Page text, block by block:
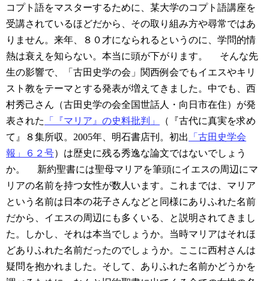
コプト語をマスターするために、某大学のコプト語講座を
受講されているほどだから、その取り組み方や尋常ではあ
りません。来年、８０才になられるというのに、学問的情
熱は衰えを知らない。本当に頭が下がります。
そんな先
生の影響で、「古田史学の会」関西例会でもイエスやキリ
スト教をテーマとする発表が増えてきました。中でも、西
村秀己さん（古田史学の会全国世話人・向日市在住）が発
表された
「『マリア』の史料批判」
（『古代に真実を求め
て』８集所収。2005年、明石書店刊。初出
「古田史学会
報」６２号）は歴史に残る秀逸な論文ではないでしょう
か。
新約聖書には聖母マリアを筆頭にイエスの周辺にマ
リアの名前を持つ女性が数人います。これまでは、マリア
という名前は日本の花子さんなどと同様にありふれた名前
だから、イエスの周辺にも多くいる、と説明されてきまし
た。しかし、それは本当でしょうか。当時マリアはそれほ
どありふれた名前だったのでしょうか。ここに西村さんは
疑問を抱かれました。そして、ありふれた名前かどうかを